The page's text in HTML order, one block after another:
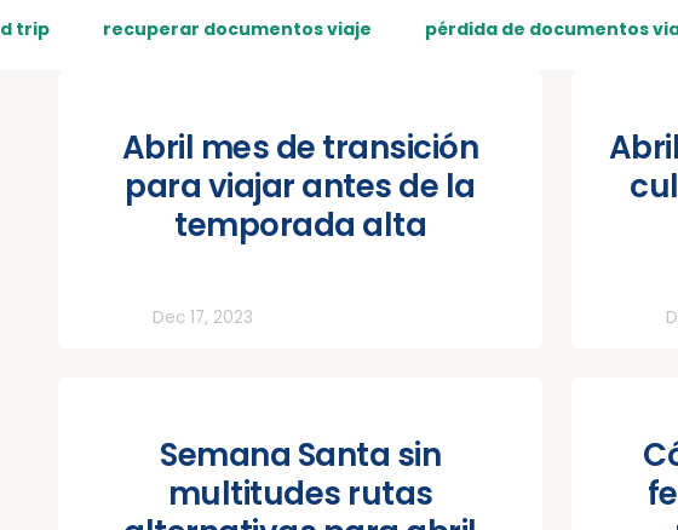
trip recuperar documentos viaje pérdida de documentos
Abril mes de transición
para viajar antes de la
temporada alta
Dec 17, 2023
Semana Santa sin
multitudes rutas